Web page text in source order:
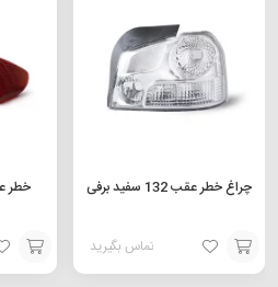
چراغ خطر عقب 132 سفید برفی
تماس بگیرید
افزودن
خطر عقب
افزودن